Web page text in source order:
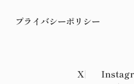
プライバシーポリシー
X